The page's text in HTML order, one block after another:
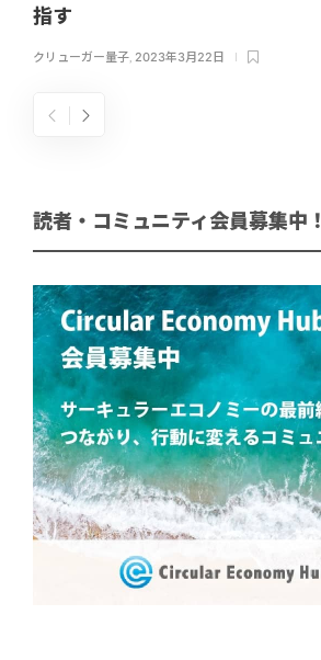
指す
クリューガー量子 2023年3月22日
読者・コミュニティ会員募集中！